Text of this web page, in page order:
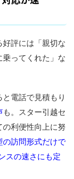
評には「親切な
ってくれた」な
電話で見積もり
も。スター引越セ
利便性向上に努
の訪問形式だけで
スの速さにも定